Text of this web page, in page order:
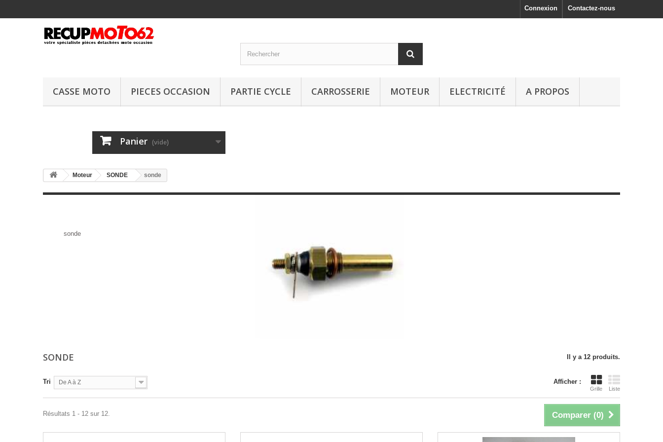
Contactez-nous
Connexion
CASSE MOTO PIECES OCCASION PARTIE CYCLE CARROSSERIE MOTEUR ELECTRICITÉ A PROPOS
Panier (vide)
Moteur SONDE sonde
sonde
SONDE Il y a 12 produits.
Afficher :
Grille Liste
Tri De A à Z
Comparer (0)
Résultats 1 - 12 sur 12.